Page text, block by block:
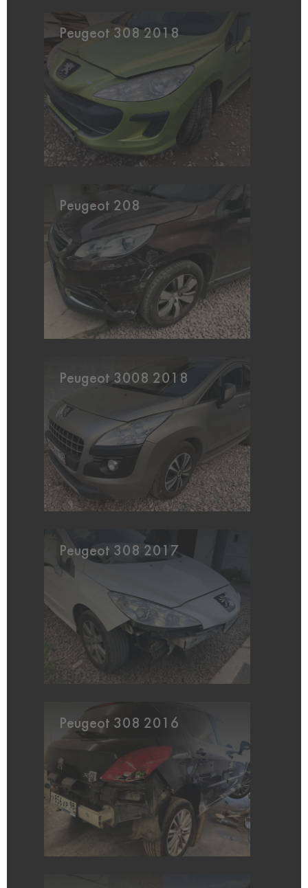
Peugeot 308 2018
Peugeot 208
Peugeot 3008 2018
Peugeot 308 2017
Peugeot 308 2016